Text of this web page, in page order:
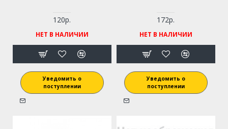
120р.
НЕТ В НАЛИЧИИ
Уведомить о
поступлении
172р.
НЕТ В НАЛИЧИИ
Уведомить о
поступлении